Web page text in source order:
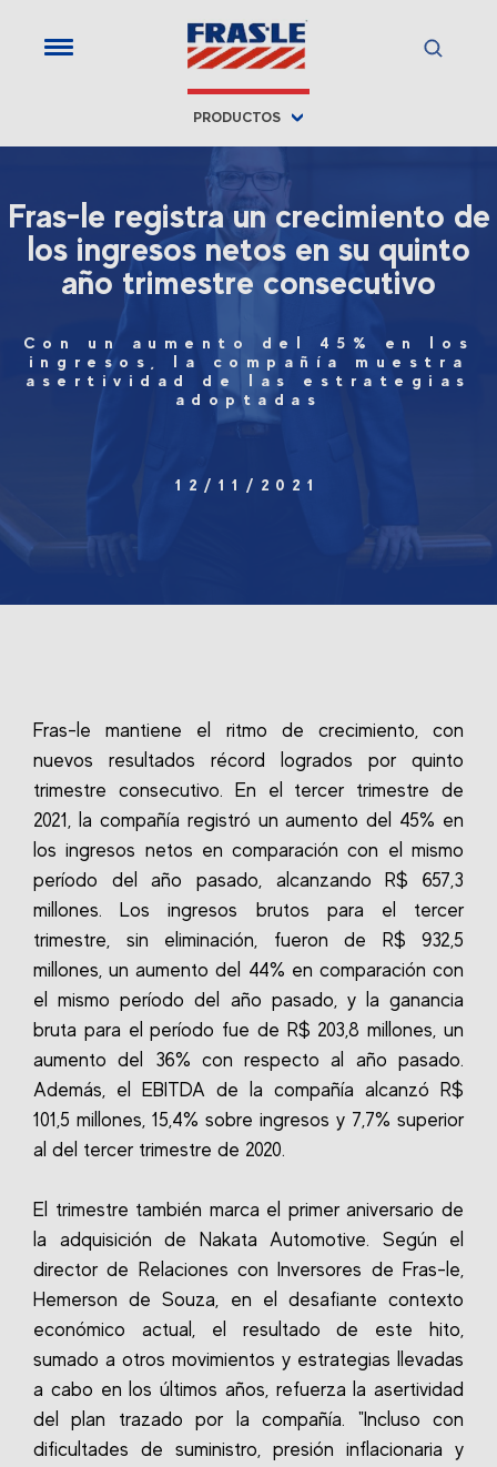
PRODUCTOS
Fras-le registra un crecimiento de
los ingresos netos en su quinto
año trimestre consecutivo
Con un aumento del 45% en los
ingresos, la compañía muestra
asertividad de las estrategias
adoptadas
12/11/2021
Fras-le mantiene el ritmo de crecimiento, con
nuevos resultados récord logrados por quinto
trimestre consecutivo. En el tercer trimestre de
2021, la compañía registró un aumento del 45% en
los ingresos netos en comparación con el mismo
período del año pasado, alcanzando R$ 657,3
millones. Los ingresos brutos para el tercer
trimestre, sin eliminación, fueron de R$ 932,5
millones, un aumento del 44% en comparación con
el mismo período del año pasado, y la ganancia
bruta para el período fue de R$ 203,8 millones, un
aumento del 36% con respecto al año pasado.
Además, el EBITDA de la compañía alcanzó R$
101,5 millones, 15,4% sobre ingresos y 7,7% superior
al del tercer trimestre de 2020.
El trimestre también marca el primer aniversario de
la adquisición de Nakata Automotive. Según el
director de Relaciones con Inversores de Fras-le,
Hemerson de Souza, en el desafiante contexto
económico actual, el resultado de este hito,
sumado a otros movimientos y estrategias llevadas
a cabo en los últimos años, refuerza la asertividad
del plan trazado por la compañía. "Incluso con
dificultades de suministro, presión inflacionaria y